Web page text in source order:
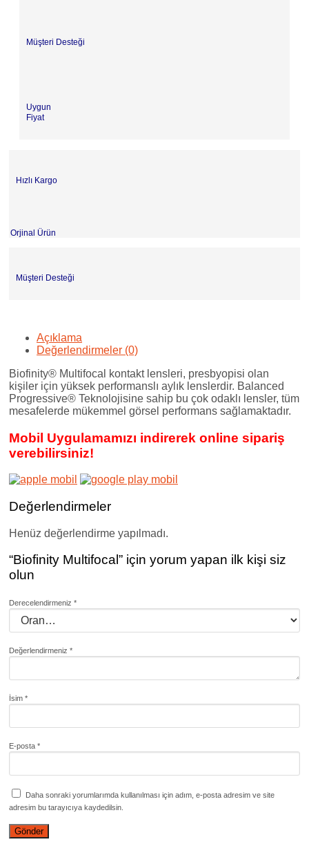
Müşteri Desteği
Uygun
Fiyat
Hızlı Kargo
Orjinal Ürün
Müşteri Desteği
Açıklama
Değerlendirmeler (0)
Biofinity® Multifocal kontakt lensleri, presbyopisi olan
kişiler için yüksek performanslı aylık lenslerdir. Balanced
Progressive® Teknolojisine sahip bu çok odaklı lensler, tüm
mesafelerde mükemmel görsel performans sağlamaktadır.
Mobil Uygulamamızı indirerek online sipariş
verebilirsiniz!
Değerlendirmeler
Henüz değerlendirme yapılmadı.
“Biofinity Multifocal” için yorum yapan ilk kişi siz
olun
Derecelendirmeniz *
Değerlendirmeniz *
İsim *
E-posta *
Daha sonraki yorumlarımda kullanılması için adım, e-posta adresim ve site
adresim bu tarayıcıya kaydedilsin.